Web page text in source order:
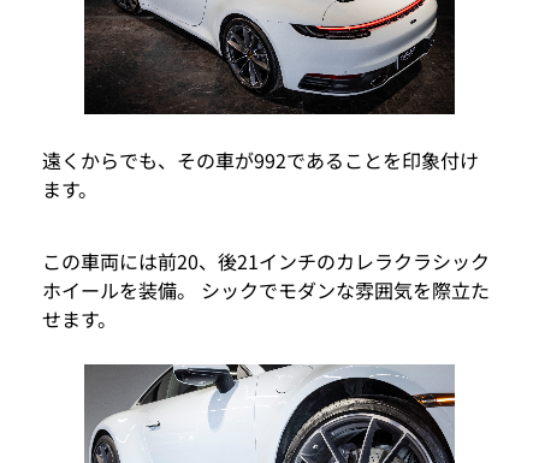
遠くからでも、その車が992であることを印象付け
ます。
この車両には前20、後21インチのカレラクラシック
ホイールを装備。 シックでモダンな雰囲気を際立た
せます。